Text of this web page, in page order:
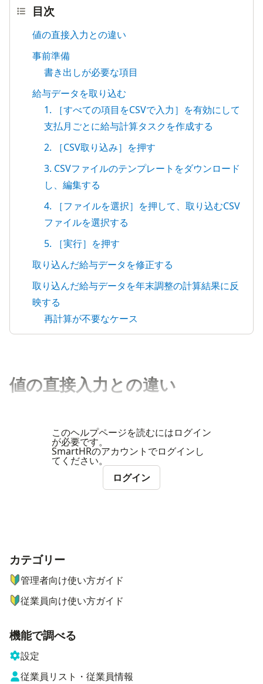
目次
値の直接入力との違い
事前準備
書き出しが必要な項目
給与データを取り込む
1. ［すべての項目をCSVで入力］を有効にして
支払月ごとに給与計算タスクを作成する
2. ［CSV取り込み］を押す
3. CSVファイルのテンプレートをダウンロード
し、編集する
4. ［ファイルを選択］を押して、取り込むCSV
ファイルを選択する
5. ［実行］を押す
取り込んだ給与データを修正する
取り込んだ給与データを年末調整の計算結果に反
映する
再計算が不要なケース
値の直接入力との違い
このヘルプページを読むにはログイン
が必要です。
SmartHRのアカウントでログインし
てください。
ログイン
ナビゲーションメニュー
カテゴリー
管理者向け使い方ガイド
従業員向け使い方ガイド
機能で調べる
設定
従業員リスト・従業員情報